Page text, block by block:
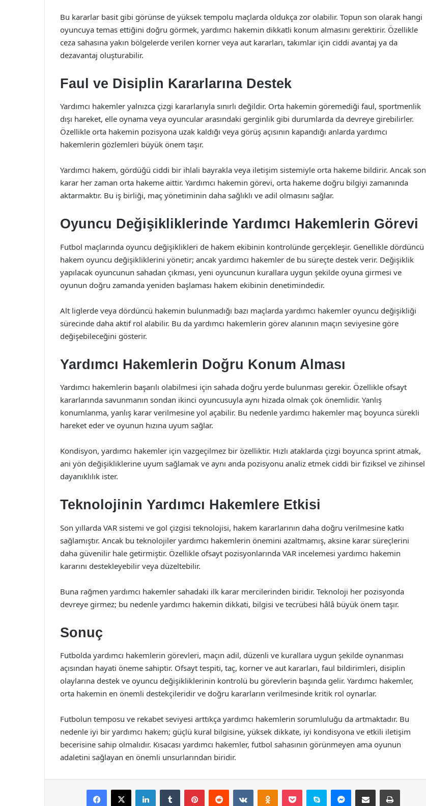
Bu kararlar basit gibi görünse de yüksek tempolu maçlarda oldukça zor olabilir. Topun son olarak hangi
oyuncuya temas ettiğini doğru görmek, yardımcı hakemin dikkatli konum almasını gerektirir. Özellikle
ceza sahasına yakın bölgelerde verilen korner veya aut kararları, takımlar için ciddi avantaj ya da
dezavantaj oluşturabilir.
Faul ve Disiplin Kararlarına Destek
Yardımcı hakemler yalnızca çizgi kararlarıyla sınırlı değildir. Orta hakemin göremediği faul, sportmenlik
dışı hareket, elle oynama veya oyuncular arasındaki gerginlik gibi durumlarda da devreye girebilirler.
Özellikle orta hakemin pozisyona uzak kaldığı veya görüş açısının kapandığı anlarda yardımcı
hakemlerin gözlemleri büyük önem taşır.
Yardımcı hakem, gördüğü ciddi bir ihlali bayrakla veya iletişim sistemiyle orta hakeme bildirir. Ancak son
karar her zaman orta hakeme aittir. Yardımcı hakemin görevi, orta hakeme doğru bilgiyi zamanında
aktarmaktır. Bu iş birliği, maç yönetiminin daha sağlıklı ve adil olmasını sağlar.
Oyuncu Değişikliklerinde Yardımcı Hakemlerin Görevi
Futbol maçlarında oyuncu değişiklikleri de hakem ekibinin kontrolünde gerçekleşir. Genellikle dördüncü
hakem oyuncu değişikliklerini yönetir; ancak yardımcı hakemler de bu süreçte destek verir. Değişiklik
yapılacak oyuncunun sahadan çıkması, yeni oyuncunun kurallara uygun şekilde oyuna girmesi ve
oyunun doğru zamanda yeniden başlaması hakem ekibinin denetimindedir.
Alt liglerde veya dördüncü hakemin bulunmadığı bazı maçlarda yardımcı hakemler oyuncu değişikliği
sürecinde daha aktif rol alabilir. Bu da yardımcı hakemlerin görev alanının maçın seviyesine göre
değişebileceğini gösterir.
Yardımcı Hakemlerin Doğru Konum Alması
Yardımcı hakemlerin başarılı olabilmesi için sahada doğru yerde bulunması gerekir. Özellikle ofsayt
kararlarında savunmanın sondan ikinci oyuncusuyla aynı hizada olmak çok önemlidir. Yanlış
konumlanma, yanlış karar verilmesine yol açabilir. Bu nedenle yardımcı hakemler maç boyunca sürekli
hareket eder ve oyunun hızına uyum sağlar.
Kondisyon, yardımcı hakemler için vazgeçilmez bir özelliktir. Hızlı ataklarda çizgi boyunca sprint atmak,
ani yön değişikliklerine uyum sağlamak ve aynı anda pozisyonu analiz etmek ciddi bir fiziksel ve zihinsel
dayanıklılık ister.
Teknolojinin Yardımcı Hakemlere Etkisi
Son yıllarda VAR sistemi ve gol çizgisi teknolojisi, hakem kararlarının daha doğru verilmesine katkı
sağlamıştır. Ancak bu teknolojiler yardımcı hakemlerin önemini azaltmamış, aksine karar süreçlerini
daha güvenilir hale getirmiştir. Özellikle ofsayt pozisyonlarında VAR incelemesi yardımcı hakemin
kararını destekleyebilir veya düzeltebilir.
Buna rağmen yardımcı hakemler sahadaki ilk karar mercilerinden biridir. Teknoloji her pozisyonda
devreye girmez; bu nedenle yardımcı hakemin dikkati, bilgisi ve tecrübesi hâlâ büyük önem taşır.
Sonuç
Futbolda yardımcı hakemlerin görevleri, maçın adil, düzenli ve kurallara uygun şekilde oynanması
açısından hayati öneme sahiptir. Ofsayt tespiti, taç, korner ve aut kararları, faul bildirimleri, disiplin
olaylarına destek ve oyuncu değişikliklerinin kontrolü bu görevlerin başında gelir. Yardımcı hakemler,
orta hakemin en önemli destekçileridir ve doğru kararların verilmesinde kritik rol oynarlar.
Futbolun temposu ve rekabet seviyesi arttıkça yardımcı hakemlerin sorumluluğu da artmaktadır. Bu
nedenle iyi bir yardımcı hakem; güçlü kural bilgisine, yüksek dikkate, iyi kondisyona ve etkili iletişim
becerisine sahip olmalıdır. Kısacası yardımcı hakemler, futbol sahasının görünmeyen ama oyunun
adaletini sağlayan en önemli unsurlarından biridir.
Facebook
X LinkedInTumblr PinterestReddit VKontakteOdnoklassniki
Pocket Skype Messenger
E-Posta ile paylaş Yazdır